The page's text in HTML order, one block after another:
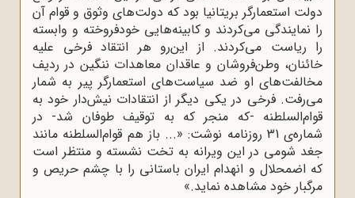
دولت استعمارگر بریتانیا بود که دولت‌های وثوق و قوام آن
را نمایندگی می‌کردند و کابینه‌هایی خودفروخته و وابسته
را ریاست می‌کردند. از این‌رو هر انتقاد فرخی علیه
خائنان، وطن‌فروشان و عاقدان معاهدات ننگین در ردیف
مخالفت‌های او ضد سیاست‌های استعمارگر پیر به شمار
می‌رفت. فرخی در یکی دیگر از انتقادات نیش‌دار خود به
قوام‌السلطنه -که منجر که به توقیف طوفان شد- در
شماره‌ی 31 روزنامه نوشت: «... باز هم قوام‌السلطنه مانند
جغد شومی در این ویرانه به تخت نشسته و منتظر است
که اضمحلال و انهدام ایران باستانی را با چشم حریص و
مرگبار خود مشاهده نماید.»